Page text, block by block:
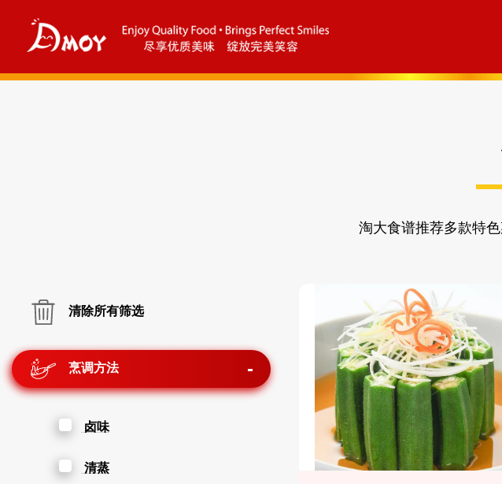
淘大食谱推荐多款特
清除所有筛选
烹调方法
卤味
清蒸